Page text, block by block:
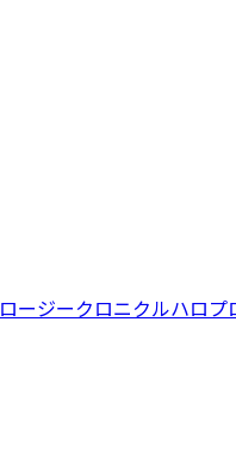
ロージークロニクルハロプ